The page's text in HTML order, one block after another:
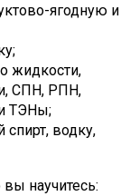
ягодную и
жидкости,
СПН, РПН,
ТЭНы;
спирт, водку,
научитесь: